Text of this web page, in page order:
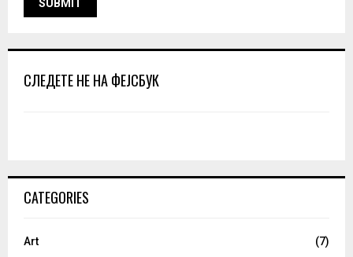
СЛЕДЕТЕ НЕ НА ФЕЈСБУК
CATEGORIES
Art
(7)